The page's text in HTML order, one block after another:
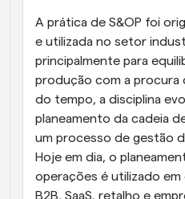
A prática de S&OP foi
e utilizada no setor
principalmente para
produção com a procura
do tempo, a disciplina
planeamento da cadeia
um processo de gestão
Hoje em dia, o
operações é utilizado em
B2B, SaaS, retalho e